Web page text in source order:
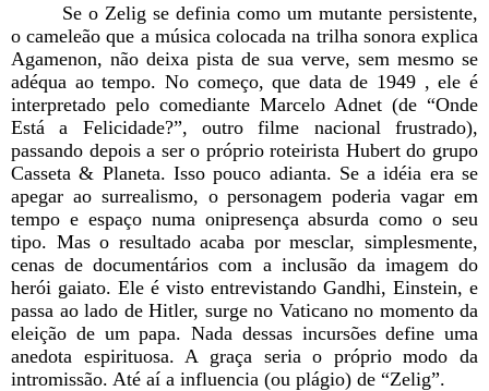
Se o Zelig se definia como um mutante persistente,
o cameleão que a música colocada na trilha sonora explica
Agamenon, não deixa pista de sua verve, sem mesmo se
adéqua ao tempo. No começo, que data de 1949 , ele é
interpretado pelo comediante Marcelo Adnet (de “Onde
Está a Felicidade?”, outro filme nacional frustrado),
passando depois a ser o próprio roteirista Hubert do grupo
Casseta & Planeta. Isso pouco adianta. Se a idéia era se
apegar ao surrealismo, o personagem poderia vagar em
tempo e espaço numa onipresença absurda como o seu
tipo. Mas o resultado acaba por mesclar, simplesmente,
cenas de documentários com a inclusão da imagem do
herói gaiato. Ele é visto entrevistando Gandhi, Einstein, e
passa ao lado de Hitler, surge no Vaticano no momento da
eleição de um papa. Nada dessas incursões define uma
anedota espirituosa. A graça seria o próprio modo da
intromissão. Até aí a influencia (ou plágio) de “Zelig”.